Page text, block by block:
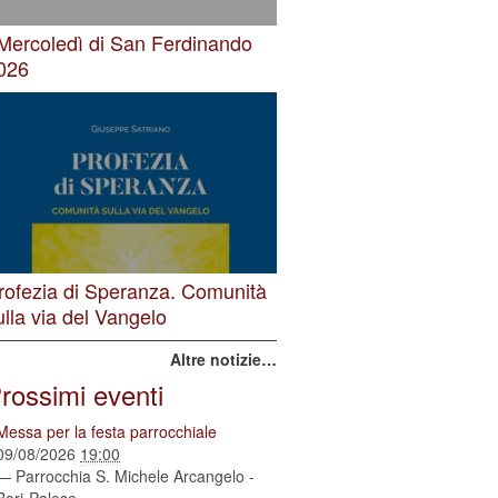
di San Ferdinando
di Speranza. Comunità
via del Vangelo
Altre notizie…
eventi
per la festa parrocchiale
08/2026 19:00
Parrocchia S. Michele Arcangelo -